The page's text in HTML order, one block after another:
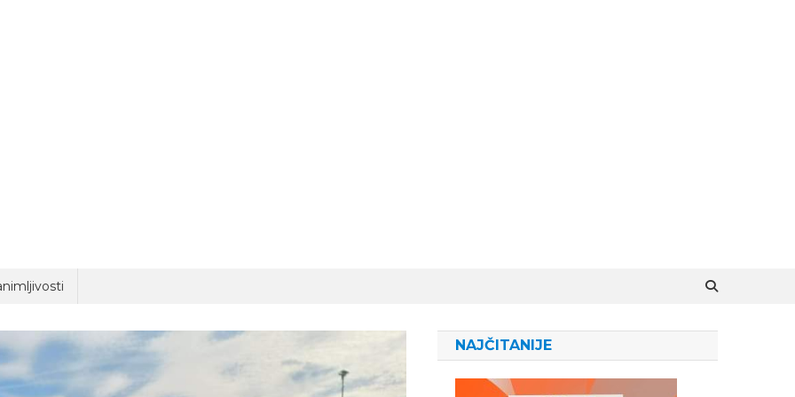
NAJČITANIJE